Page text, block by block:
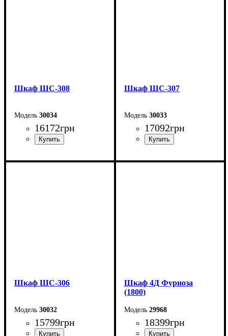
Шкаф ШС-308
30034
16172грн
Ширина: 150 см
Шкаф ШС-307
30033
17092грн
Ширина: 150 см
Шкаф ШС-306
30032
15799грн
Шкаф 4Д Фуриоза
(1800)
29968
18399грн